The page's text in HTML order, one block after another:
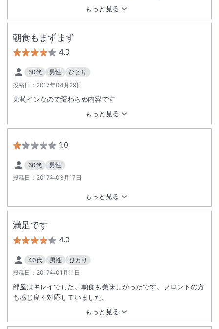
もっと見る
朝食もまずまず
4.0
50代 男性
ひとり
投稿日： 2017年04月29日
もっと見る
東横インなので変わらぬ内容です
1.0
60代
男性
投稿日： 2017年03月17日
もっと見る
満足です
4.0
40代 男性
ひとり
投稿日： 2017年01月11日
もっと見る
部屋はキレイでした。朝食も美味しかったです。フロントの方
も感じ良く対応していました。